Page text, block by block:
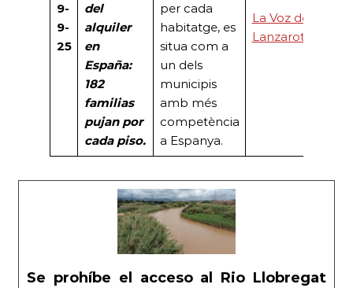
9-
9-
25
del
alquiler
en
España:
182
familias
pujan por
cada piso.
per cada
habitatge, es
situa com a
un dels
municipis
amb més
competència
a Espanya.
La Voz de
Lanzarote
Se prohíbe el acceso al Rio Llobregat